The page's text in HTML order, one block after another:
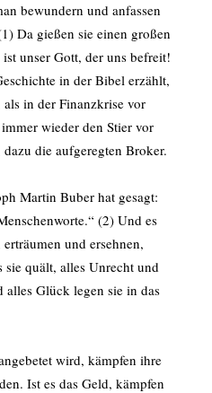
bewundern und anfassen
Da gießen sie einen großen
unser Gott, der uns befreit!
in der Bibel erzählt,
in der Finanzkrise vor
wieder den Stier vor
die aufgeregten Broker.
Martin Buber hat gesagt:
(2) Und es
und ersehnen,
sie quält, alles Unrecht und
Glück legen sie in das
wird, kämpfen ihre
Ist es das Geld, kämpfen